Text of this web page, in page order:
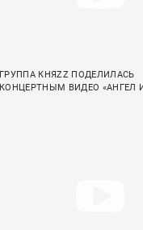
ГРУППА КНЯZZ ПОДЕЛИЛАСЬ
КОНЦЕРТНЫМ ВИДЕО «АНГЕЛ